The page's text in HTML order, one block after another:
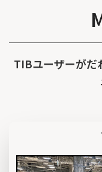
TIBユーザーがだ